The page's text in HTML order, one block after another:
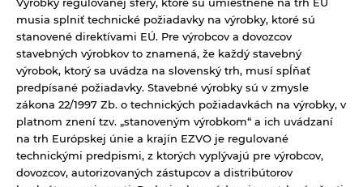
musia splniť technické požiadavky na výrobky, ktoré sú
stanovené direktívami EÚ. Pre výrobcov a dovozcov
stavebných výrobkov to znamená, že každý stavebný
výrobok, ktorý sa uvádza na slovenský trh, musí spĺňať
predpísané požiadavky. Stavebné výrobky sú v zmysle
zákona 22/1997 Zb. o technických požiadavkách na výrobky, v
platnom znení tzv. „stanoveným výrobkom“ a ich uvádzaní
na trh Európskej únie a krajín EZVO je regulované
technickými predpismi, z ktorých vyplývajú pre výrobcov,
dovozcov, autorizovaných zástupcov a distribútorov